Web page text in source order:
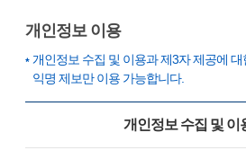
개인정보 이용
개인정보 수집 및 이용과 제3자 제공에
익명 제보만 이용 가능합니다.
개인정보 수집 및 이